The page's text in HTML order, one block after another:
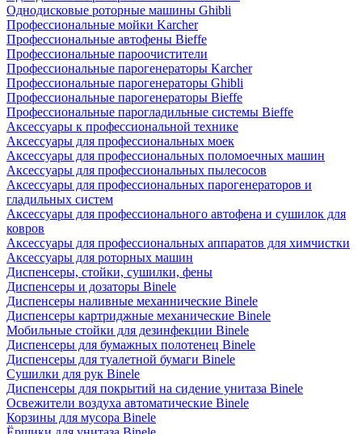
Однодисковые роторные машины Ghibli
Профессиональные мойки Karcher
Профессиональные автофены Bieffe
Профессиональные пароочистители
Профессиональные парогенераторы Karcher
Профессиональные парогенераторы Ghibli
Профессиональные парогенераторы Bieffe
Профессиональные парогладильные системы Bieffe
Аксессуары к профессиональной технике
Аксессуары для профессиональных моек
Аксессуары для профессиональных поломоечных машин
Аксессуары для профессиональных пылесосов
Аксессуары для профессиональных парогенераторов и
гладильных систем
Аксессуары для профессионального автофена и сушилок для
ковров
Аксессуары для профессиональных аппаратов для химчистки
Аксессуары для роторных машин
Диспенсеры, стойки, сушилки, фены
Диспенсеры и дозаторы Binele
Диспенсеры наливные механнические Binele
Диспенсеры картриджные механические Binele
Мобильные стойки для дезинфекции Binele
Диспенсеры для бумажных полотенец Binele
Диспенсеры для туалетной бумаги Binele
Сушилки для рук Binele
Диспенсеры для покрытий на сидение унитаза Binele
Освежители воздуха автоматические Binele
Корзины для мусора Binele